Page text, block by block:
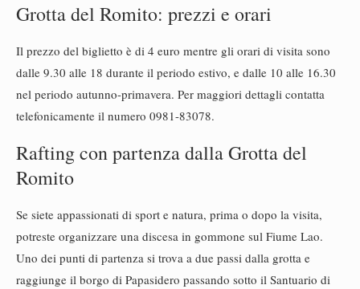
Grotta del Romito: prezzi e orari
Il prezzo del biglietto è di 4 euro mentre gli orari di visita sono
dalle 9.30 alle 18 durante il periodo estivo, e dalle 10 alle 16.30
nel periodo autunno-primavera. Per maggiori dettagli contatta
telefonicamente il numero 0981-83078.
Rafting con partenza dalla Grotta del
Romito
Se siete appassionati di sport e natura, prima o dopo la visita,
potreste organizzare una discesa in gommone sul Fiume Lao.
Uno dei punti di partenza si trova a due passi dalla grotta e
raggiunge il borgo di Papasidero passando sotto il Santuario di